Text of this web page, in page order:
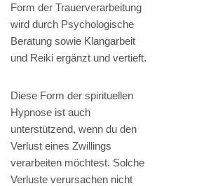
Form der Trauerverarbeitung
wird durch Psychologische
Beratung sowie Klangarbeit
und Reiki ergänzt und vertieft.
Diese Form der spirituellen
Hypnose ist auch
unterstützend, wenn du den
Verlust eines Zwillings
verarbeiten möchtest. Solche
Verluste verursachen nicht